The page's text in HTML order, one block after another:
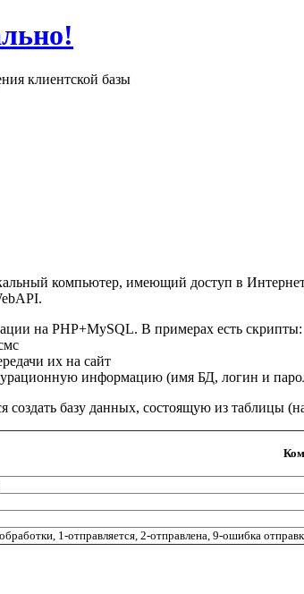
клиентской базы
компьютер, имеющий доступ в
на PHP+MySQL. В примерах есть скрипты:
их на сайт
информацию (имя БД, логин и
создать базу данных, состоящую из таблицы
1-отправляется, 2-отправлена, 9-ошибка